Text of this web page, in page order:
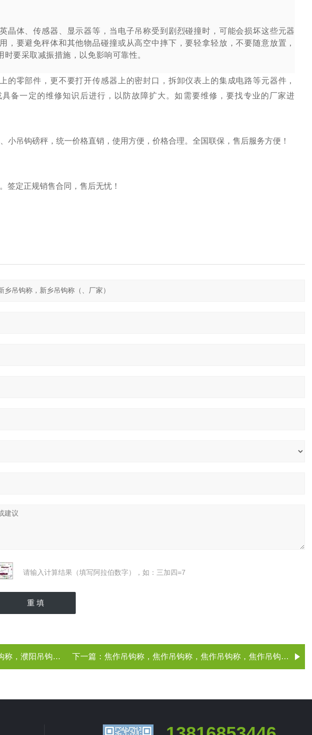
晶体、传感器、显示器等，当电子吊称受到剧烈碰撞时，可能会损坏这些元器
，要避免秤体和其他物品碰撞或从高空中摔下，要轻拿轻放，不要随意放置，
要采取减振措施，以免影响可靠性。
的零部件，更不要打开传感器上的密封口，拆卸仪表上的集成电路等元器件，
备一定的维修知识后进行，以防故障扩大。如需要维修，要找专业的厂家进
小吊钩磅秤，统一价格直销，使用方便，价格合理。全国联保，售后服务方便！
签定正规销售合同，售后无忧！
请输入计算结果（填写阿拉伯数字），如：三加四=7
钩称（、厂家） 下一篇： 焦作吊钩称，焦作吊钩称，焦作吊钩称，焦作吊钩称（、厂家）